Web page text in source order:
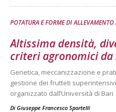
POTATURA E FORME DI ALLEVAMENTO
Altissima densità,
criteri agronomici da
Genetica, meccanizzazione e
gestione dei frutteti
organizzato dall’Università di Bari
Di Giuseppe Francesco Sportelli